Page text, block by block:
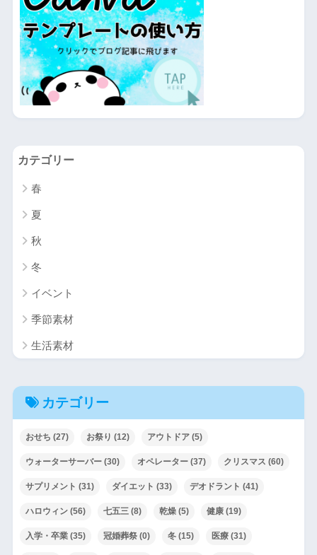
カテゴリー
春
夏
秋
冬
イベント
季節素材
生活素材
カテゴリー
おせち (27) お祭り (12) アウトドア(5)
ウォーターサーバー(30) オペレーター(37) クリスマス (60)
サプリメント (31) ダイエット (33) デオドラント (41)
ハロウィン(56) 七五三(8) 乾燥(5) 健康(19)
入学・卒業(35) 冠婚葬祭(0) 冬(15) 医療(31)